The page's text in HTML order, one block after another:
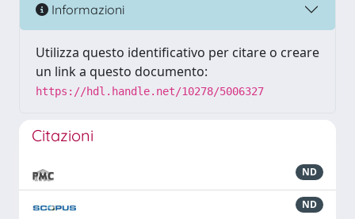
Informazioni
Utilizza questo identificativo per citare o creare
un link a questo documento:
https://hdl.handle.net/10278/5006327
Citazioni
ND
ND